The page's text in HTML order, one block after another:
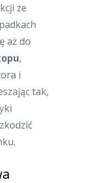
ze
aż do
,
i
tak,